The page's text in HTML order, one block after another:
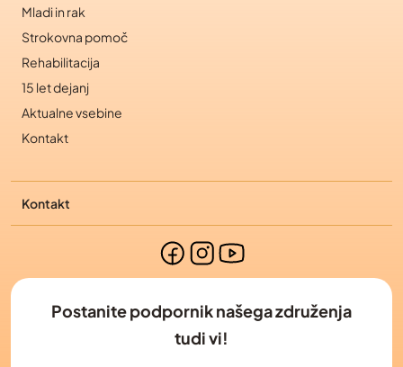
Mladi in rak
Strokovna pomoč
Rehabilitacija
15 let dejanj
Aktualne vsebine
Kontakt
Kontakt
Postanite podpornik našega združenja
tudi vi!